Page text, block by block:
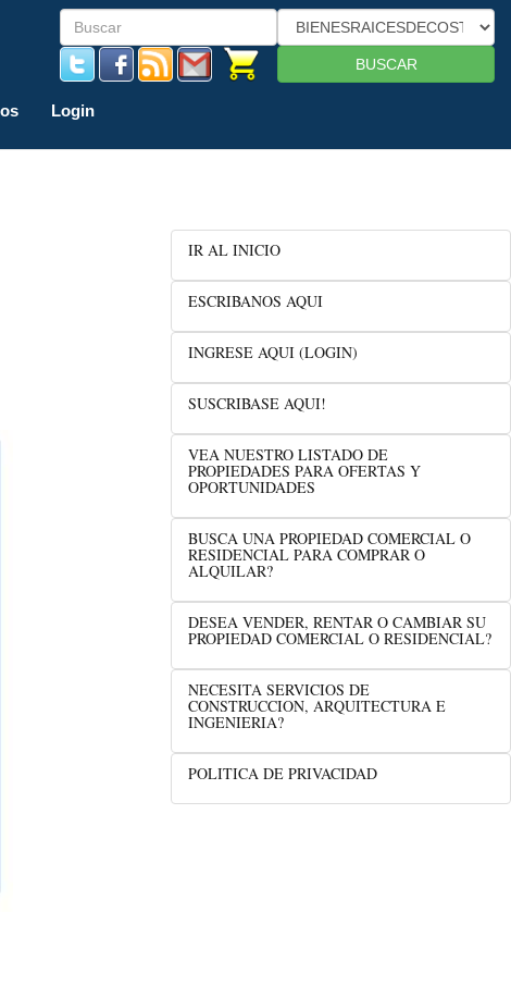
BUSCAR
Login
IR AL INICIO
ESCRIBANOS AQUI
INGRESE AQUI (LOGIN)
SUSCRIBASE AQUI!
VEA NUESTRO LISTADO DE
PROPIEDADES PARA OFERTAS Y
OPORTUNIDADES
BUSCA UNA PROPIEDAD COMERCIAL O
RESIDENCIAL PARA COMPRAR O
ALQUILAR?
DESEA VENDER, RENTAR O CAMBIAR SU
PROPIEDAD COMERCIAL O RESIDENCIAL?
NECESITA SERVICIOS DE
CONSTRUCCION, ARQUITECTURA E
INGENIERIA?
POLITICA DE PRIVACIDAD